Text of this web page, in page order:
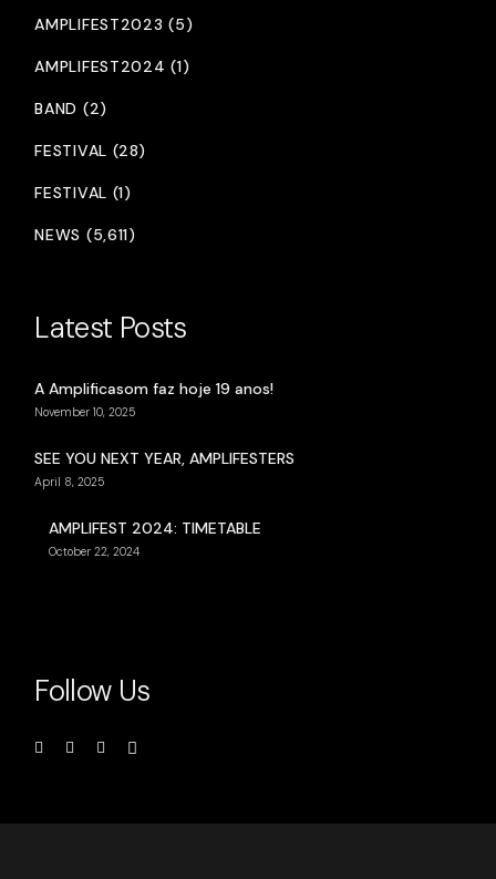
AMPLIFEST2023 (5)
AMPLIFEST2024 (1)
BAND (2)
FESTIVAL (28)
FESTIVAL (1)
NEWS (5,611)
Latest Posts
A Amplificasom faz hoje 19 anos!
November 10, 2025
SEE YOU NEXT YEAR, AMPLIFESTERS
April 8, 2025
AMPLIFEST 2024: TIMETABLE
October 22, 2024
Follow Us